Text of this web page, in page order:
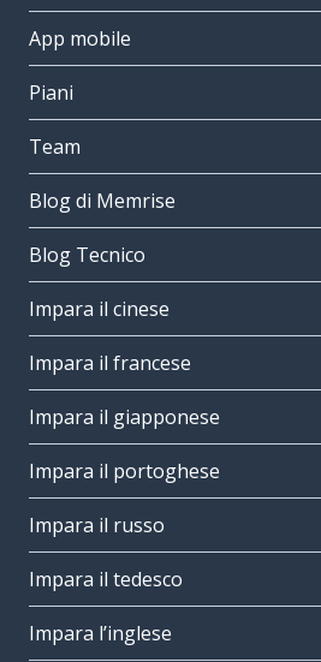
App mobile
Piani
Team
Blog di Memrise
Blog Tecnico
Impara il cinese
Impara il francese
Impara il giapponese
Impara il portoghese
Impara il russo
Impara il tedesco
Impara l’inglese